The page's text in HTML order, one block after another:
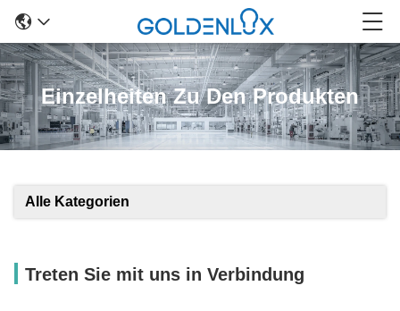
Einzelheiten Zu Den Produkten
Alle Kategorien
Treten Sie mit uns in Verbindung